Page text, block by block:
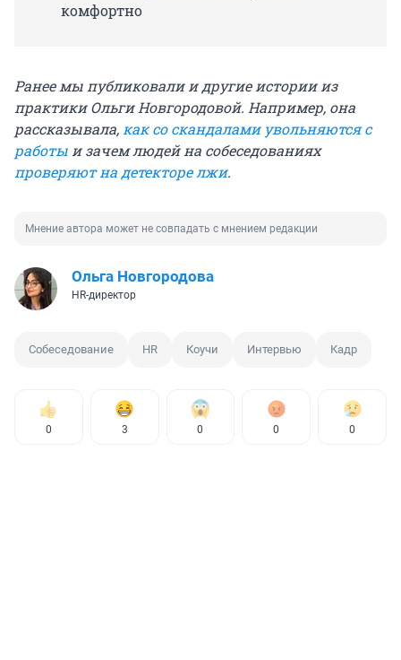
комфортно
Ранее мы публиковали и другие истории из
практики Ольги Новгородовой. Например, она
рассказывала,как со скандалами увольняются с
работы и зачем людей на собеседованиях
проверяют на детекторе лжи.
Мнение автора может не совпадать с мнением редакции
Ольга Новгородова
HR-директор
Собеседование HR Коучи Интервью Кадр
0 3 0 0 0